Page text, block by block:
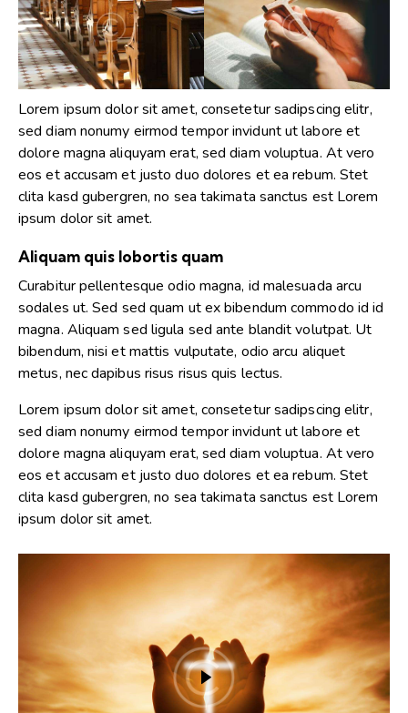
Lorem ipsum dolor sit amet, consetetur sadipscing elitr,
sed diam nonumy eirmod tempor invidunt ut labore et
dolore magna aliquyam erat, sed diam voluptua. At vero
eos et accusam et justo duo dolores et ea rebum. Stet
clita kasd gubergren, no sea takimata sanctus est Lorem
ipsum dolor sit amet.
Aliquam quis lobortis quam
Curabitur pellentesque odio magna, id malesuada arcu
sodales ut. Sed sed quam ut ex bibendum commodo id id
magna. Aliquam sed ligula sed ante blandit volutpat. Ut
bibendum, nisi et mattis vulputate, odio arcu aliquet
metus, nec dapibus risus risus quis lectus.
Lorem ipsum dolor sit amet, consetetur sadipscing elitr,
sed diam nonumy eirmod tempor invidunt ut labore et
dolore magna aliquyam erat, sed diam voluptua. At vero
eos et accusam et justo duo dolores et ea rebum. Stet
clita kasd gubergren, no sea takimata sanctus est Lorem
ipsum dolor sit amet.